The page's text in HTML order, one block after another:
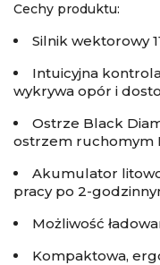
Cechy produktu:
Silnik wektorowy
Intuicyjna
wykrywa opór i
Ostrze Black
ostrzem ruchomym
Akumulator
pracy po 2-
Możliwość
Kompaktowa,